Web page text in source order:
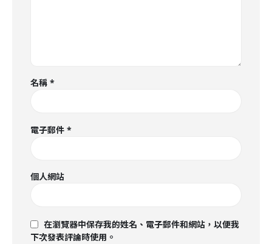
名稱 *
電子郵件 *
個人網站
在瀏覽器中保存我的姓名、電子郵件和網站，以便我
下次發表評論時使用。